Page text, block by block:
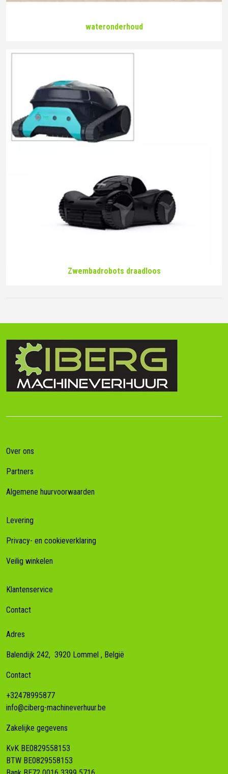
wateronderhoud
Zwembadrobots draadloos
Over ons
Partners
Algemene huurvoorwaarden
Levering
Privacy- en cookieverklaring
Veilig winkelen
Klantenservice
Contact
Adres
Balendijk 242, 3920 Lommel , België
Contact
+32478995877
info@ciberg-machineverhuur.be
Zakelijke gegevens
KvK BE0829558153
BTW BE0829558153